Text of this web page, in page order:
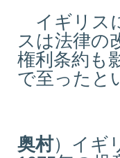
イギリス
スは法律の
権利条約も
で至ったと
奥村）イギ